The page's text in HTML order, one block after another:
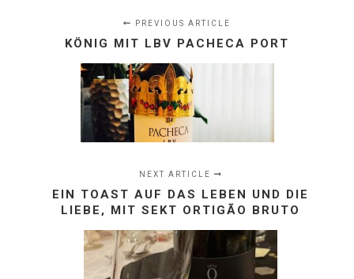
PREVIOUS ARTICLE
KÖNIG MIT LBV PACHECA PORT
NEXT ARTICLE
EIN TOAST AUF DAS LEBEN UND DIE
LIEBE, MIT SEKT ORTIGÃO BRUTO